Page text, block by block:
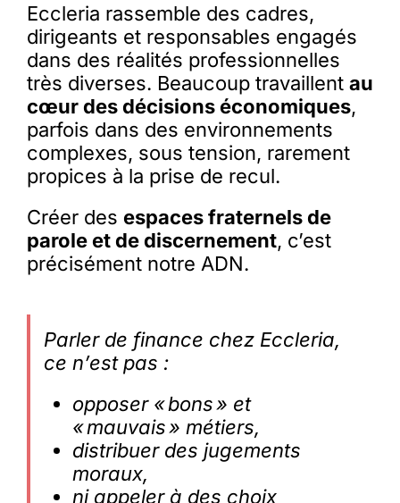
Eccleria rassemble des cadres,
dirigeants et responsables engagés
dans des réalités professionnelles
très diverses. Beaucoup travaillent au
cœur des décisions économiques,
parfois dans des environnements
complexes, sous tension, rarement
propices à la prise de recul.
Créer des espaces fraternels de
parole et de discernement, c’est
précisément notre ADN.
Parler de finance chez Eccleria,
ce n’est pas :
opposer « bons » et
« mauvais » métiers,
distribuer des jugements
moraux,
ni appeler à des choix